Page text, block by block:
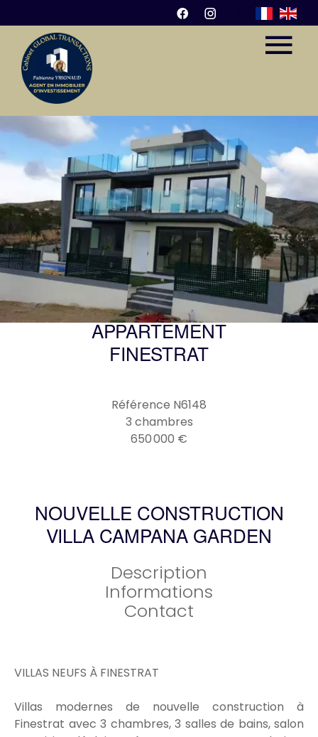
APPARTEMENT
FINESTRAT
Référence N6148
3 chambres
650 000 €
NOUVELLE CONSTRUCTION
VILLA CAMPANA GARDEN
Description
Informations
Contact
VILLAS NEUFS À FINESTRAT
Villas modernes de nouvelle construction à
Finestrat avec 3 chambres, 3 salles de bains, salon